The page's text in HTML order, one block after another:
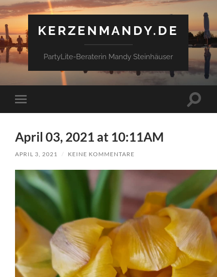
KERZENMANDY.DE
PartyLite-Beraterin Mandy Steinhäuser
Mobile-
Menü
April 03, 2021 at 10:11AM
APRIL 3, 2021 / KEINE KOMMENTARE